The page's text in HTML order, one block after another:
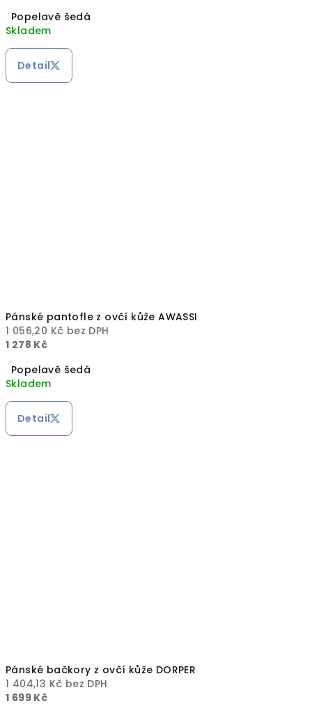
Popelavě šedá
Skladem
Detail
Pánské pantofle z ovčí kůže AWASSI
1 056,20 Kč bez DPH
1 278 Kč
Popelavě šedá
Skladem
Detail
Pánské bačkory z ovčí kůže DORPER
1 404,13 Kč bez DPH
1 699 Kč